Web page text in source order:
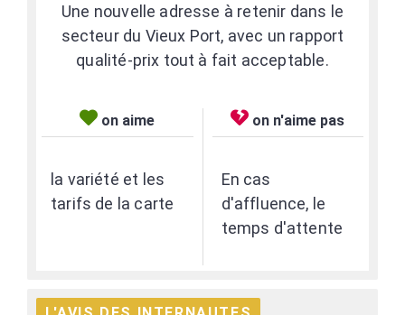
Une nouvelle adresse à retenir dans le
secteur du Vieux Port, avec un rapport
qualité-prix tout à fait acceptable.
on aime
la variété et les
tarifs de la carte
on n'aime pas
En cas
d'affluence, le
temps d'attente